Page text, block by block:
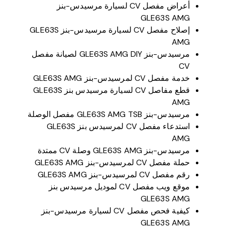
أعراض مفصل CV لسيارة مرسيدس-بنز
GLE63S AMG
إصلاح مفصل CV لسيارة مرسيدس-بنز GLE63S
AMG
مرسيدس-بنز GLE63S AMG DIY لصيانة مفصل
CV
خدمة مفصل CV لمرسيدس-بنز GLE63S AMG
قطع مفاصل CV لسيارة مرسيدس بنز GLE63S
AMG
مرسيدس-بنز GLE63S AMG TSB مفصل الوصلة
استدعاء مفصل CV لمرسيدس بنز GLE63S
AMG
مرسيدس-بنز GLE63S AMG وصلة CV ممتدة
حملة مفصل CV لمرسيدس-بنز GLE63S AMG
رقم مفصل CV لمرسيدس-بنز GLE63S AMG
موقع ويب مفصل CV لموديل مرسيدس بنز
GLE63S AMG
كيفية فحص مفصل CV لسيارة مرسيدس-بنز
GLE63S AMG